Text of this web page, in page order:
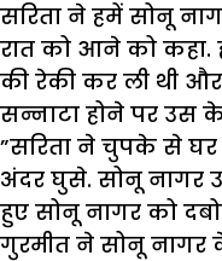
सरिता ने हमें सोनू
रात को आने को कहा.
की रेकी कर ली थी
सन्नाटा होने पर उस
”सरिता ने चुपके से घर
अंदर घुसे. सोनू नागर
हुए सोनू नागर को
गुरमीत ने सोनू नागर